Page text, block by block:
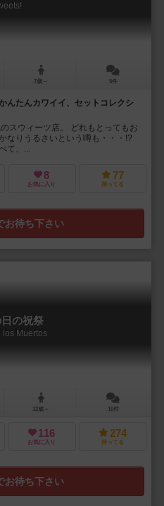
7歳～ 5件
んたんカワイイ、セットコレクシ
スウィーツ店。 どれもとってもお
なりうるさいという噂も・・・!?
て、...
8
お気に入り
77
持ってる
お待ち下さい
の祝祭
los Muertos
12歳～ 10件
116
お気に入り
274
持ってる
お待ち下さい